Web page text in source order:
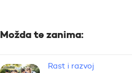
Možda te zanima:
Rast i razvoj